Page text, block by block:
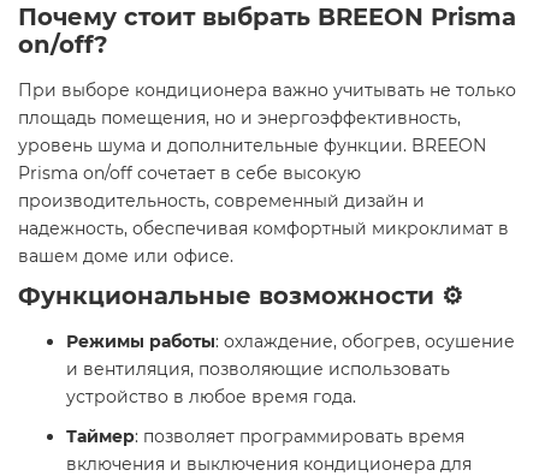
Почему стоит выбрать BREEON Prisma
on/off?
При выборе кондиционера важно учитывать не только
площадь помещения, но и энергоэффективность,
уровень шума и дополнительные функции. BREEON
Prisma on/off сочетает в себе высокую
производительность, современный дизайн и
надежность, обеспечивая комфортный микроклимат в
вашем доме или офисе.​
Функциональные возможности ⚙️
Режимы работы: охлаждение, обогрев, осушение
и вентиляция, позволяющие использовать
устройство в любое время года. ​
Таймер: позволяет программировать время
включения и выключения кондиционера для